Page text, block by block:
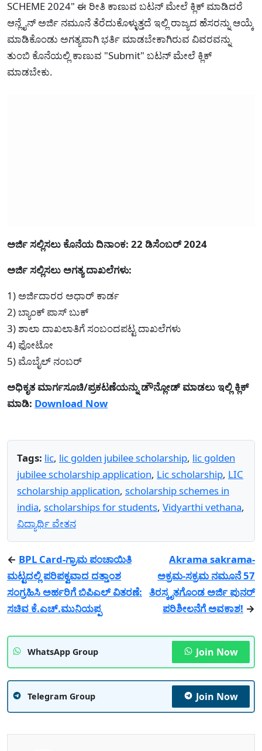
SCHEME 2024" ಈ ರೀತಿ ಕಾಣುವ ಬಟನ್ ಮೇಲೆ ಕ್ಲಿಕ್ ಮಾಡಿದರೆ
ಆನ್ಲೈನ್ ಅರ್ಜಿ ನಮೂನೆ ತೆರೆದುಕೊಳ್ಳುತ್ತದೆ ಇಲ್ಲಿ ರಾಜ್ಯದ ಹೆಸರನ್ನು ಆಯ್ಕೆ
ಮಾಡಿಕೊಂಡು ಅಗತ್ಯವಾಗಿ ಭರ್ತಿ ಮಾಡಬೇಕಾಗಿರುವ ವಿವರವನ್ನು
ತುಂಬಿ ಕೊನೆಯಲ್ಲಿ ಕಾಣುವ "Submit" ಬಟನ್ ಮೇಲೆ ಕ್ಲಿಕ್
ಮಾಡಬೇಕು.
ಅರ್ಜಿ ಸಲ್ಲಿಸಲು ಕೊನೆಯ ದಿನಾಂಕ: 22 ಡಿಸೆಂಬರ್ 2024
ಅರ್ಜಿ ಸಲ್ಲಿಸಲು ಅಗತ್ಯ ದಾಖಲೆಗಳು:
1) ಅರ್ಜಿದಾರರ ಅಧಾರ್ ಕಾರ್ಡ
2) ಬ್ಯಾಂಕ್ ಪಾಸ್ ಬುಕ್
3) ಶಾಲಾ ದಾಖಲಾತಿಗೆ ಸಂಬಂದಪಟ್ಟ ದಾಖಲೆಗಳು
4) ಫೋಟೋ
5) ಮೊಬೈಲ್ ನಂಬರ್
ಅಧಿಕೃತ ಮಾರ್ಗಸೂಚಿ/ಪ್ರಕಟಣೆಯನ್ನು ಡೌನ್ಲೋಡ್ ಮಾಡಲು ಇಲ್ಲಿ ಕ್ಲಿಕ್
ಮಾಡಿ: Download Now
Tags: lic, lic golden jubilee scholarship, lic golden
jubilee scholarship application, Lic scholarship, LIC
scholarship application, scholarship schemes in
india, scholarships for students, Vidyarthi vethana,
ವಿದ್ಯಾರ್ಥಿ ವೇತನ
← BPL Card-ಗ್ರಾಮ ಪಂಚಾಯಿತಿ
ಮಟ್ಟದಲ್ಲಿ ಪರಿಪಕ್ವವಾದ ದತ್ತಾಂಶ
ಸಂಗ್ರಹಿಸಿ ಅರ್ಹರಿಗೆ ಬಿಪಿಎಲ್‌ ವಿತರಣೆ:
ಸಚಿವ ಕೆ.ಎಚ್.ಮುನಿಯಪ್ಪ
Akrama sakrama-
ಅಕ್ರಮ-ಸಕ್ರಮ ನಮೂನೆ 57
ತಿರಸ್ಕೃತಗೊಂಡ ಅರ್ಜಿ ಪುನರ್
ಪರಿಶೀಲನೆಗೆ ಅವಕಾಶ! →
WhatsApp Group Join Now
Telegram Group Join Now